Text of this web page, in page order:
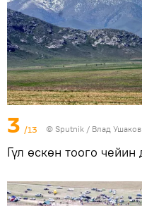
3 /13 © Sputnik / Влад Ушаков
Гүл өскөн тоого